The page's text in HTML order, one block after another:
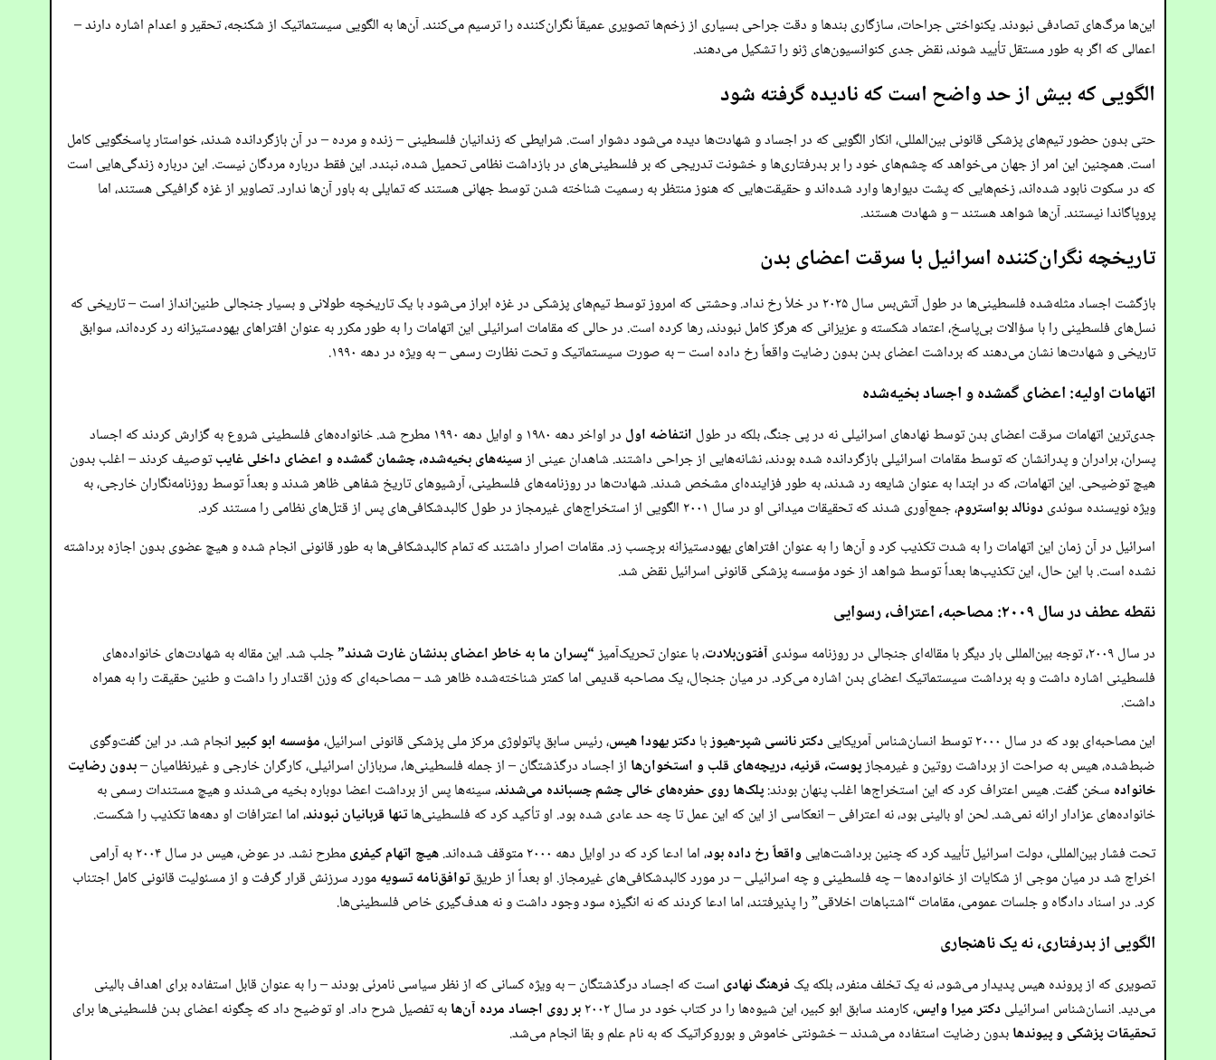
این‌ها مرگ‌های تصادفی نبودند. یکنواختی جراحات، سازگاری بندها و دقت جراحی بسیاری از زخم‌ها تصویری عمیقاً نگران‌کننده را ترسیم می‌کنند. آن‌ها به الگویی سیستماتیک از شکنجه، تحقیر و اعدام اشاره دارند –
اعمالی که اگر به طور مستقل تأیید شوند، نقض جدی کنوانسیون‌های ژنو را تشکیل می‌دهند.
الگویی که بیش از حد واضح است که نادیده گرفته شود
حتی بدون حضور تیم‌های پزشکی قانونی بین‌المللی، انکار الگویی که در اجساد و شهادت‌ها دیده می‌شود دشوار است. شرایطی که زندانیان فلسطینی – زنده و مرده – در آن بازگردانده شدند، خواستار پاسخگویی کامل
است. همچنین این امر از جهان می‌خواهد که چشم‌های خود را بر بدرفتاری‌ها و خشونت تدریجی که بر فلسطینی‌های در بازداشت نظامی تحمیل شده، نبندد. این فقط درباره مردگان نیست. این درباره زندگی‌هایی است
که در سکوت نابود شده‌اند، زخم‌هایی که پشت دیوارها وارد شده‌اند و حقیقت‌هایی که هنوز منتظر به رسمیت شناخته شدن توسط جهانی هستند که تمایلی به باور آن‌ها ندارد. تصاویر از غزه گرافیکی هستند، اما
پروپاگاندا نیستند. آن‌ها شواهد هستند – و شهادت هستند.
تاریخچه نگران‌کننده اسرائیل با سرقت اعضای بدن
بازگشت اجساد مثله‌شده فلسطینی‌ها در طول آتش‌بس سال ۲۰۲۵ در خلأ رخ نداد. وحشتی که امروز توسط تیم‌های پزشکی در غزه ابراز می‌شود با یک تاریخچه طولانی و بسیار جنجالی طنین‌انداز است – تاریخی که
نسل‌های فلسطینی را با سؤالات بی‌پاسخ، اعتماد شکسته و عزیزانی که هرگز کامل نبودند، رها کرده است. در حالی که مقامات اسرائیلی این اتهامات را به طور مکرر به عنوان افتراهای یهودستیزانه رد کرده‌اند، سوابق
تاریخی و شهادت‌ها نشان می‌دهند که برداشت اعضای بدن بدون رضایت واقعاً رخ داده است – به صورت سیستماتیک و تحت نظارت رسمی – به ویژه در دهه ۱۹۹۰.
اتهامات اولیه: اعضای گمشده و اجساد بخیه‌شده
جدی‌ترین اتهامات سرقت اعضای بدن توسط نهادهای اسرائیلی نه در پی جنگ، بلکه در طول انتفاضه اول
در اواخر دهه ۱۹۸۰ و اوایل دهه ۱۹۹۰ مطرح شد. خانواده‌های فلسطینی شروع به گزارش کردند که اجساد
پسران، برادران و پدرانشان که توسط مقامات اسرائیلی بازگردانده شده بودند، نشانه‌هایی از جراحی داشتند. شاهدان عینی ازسینه‌های بخیه‌شده، چشمان گمشده و اعضای داخلی غایبتوصیف کردند – اغلب بدون
هیچ توضیحی. این اتهامات، که در ابتدا به عنوان شایعه رد شدند، به طور فزاینده‌ای مشخص شدند. شهادت‌ها در روزنامه‌های فلسطینی، آرشیوهای تاریخ شفاهی ظاهر شدند و بعداً توسط روزنامه‌نگاران خارجی، به
ویژه نویسنده سوئدیدونالد بواستروم، جمع‌آوری شدند که تحقیقات میدانی او در سال ۲۰۰۱ الگویی از استخراج‌های غیرمجاز در طول کالبدشکافی‌های پس از قتل‌های نظامی را مستند کرد.
اسرائیل در آن زمان این اتهامات را به شدت تکذیب کرد و آن‌ها را به عنوان افتراهای یهودستیزانه برچسب زد. مقامات اصرار داشتند که تمام کالبدشکافی‌ها به طور قانونی انجام شده و هیچ عضوی بدون اجازه برداشته
نشده است. با این حال، این تکذیب‌ها بعداً توسط شواهد از خود مؤسسه پزشکی قانونی اسرائیل نقض شد.
نقطه عطف در سال ۲۰۰۹: مصاحبه، اعتراف، رسوایی
در سال ۲۰۰۹، توجه بین‌المللی بار دیگر با مقاله‌ای جنجالی در روزنامه سوئدی آفتون‌بلادت، با عنوان تحریک‌آمیز“پسران ما به خاطر اعضای بدنشان غارت شدند”جلب شد. این مقاله به شهادت‌های خانواده‌های
فلسطینی اشاره داشت و به برداشت سیستماتیک اعضای بدن اشاره می‌کرد. در میان جنجال، یک مصاحبه قدیمی اما کمتر شناخته‌شده ظاهر شد – مصاحبه‌ای که وزن اقتدار را داشت و طنین حقیقت را به همراه
داشت.
این مصاحبه‌ای بود که در سال ۲۰۰۰ توسط انسان‌شناس آمریکایی
دکتر نانسی شپر-هیوزبادکتر یهودا هیس، رئیس سابق پاتولوژی مرکز ملی پزشکی قانونی اسرائیل،مؤسسه ابو کبیرانجام شد. در این گفت‌وگوی
ضبط‌شده، هیس به صراحت از برداشت روتین و غیرمجازپوست، قرنیه، دریچه‌های قلب و استخوان‌ها از اجساد درگذشتگان – از جمله فلسطینی‌ها، سربازان اسرائیلی، کارگران خارجی و غیرنظامیان –بدون رضایت
خانواده سخن گفت. هیس اعتراف کرد که این استخراج‌ها اغلب پنهان بودند:پلک‌ها روی حفره‌های خالی چشم چسبانده می‌شدند، سینه‌ها پس از برداشت اعضا دوباره بخیه می‌شدند و هیچ مستندات رسمی به
خانواده‌های عزادار ارائه نمی‌شد. لحن او بالینی بود، نه اعترافی – انعکاسی از این که این عمل تا چه حد عادی شده بود. او تأکید کرد که فلسطینی‌هاتنها قربانیان نبودند، اما اعترافات او دهه‌ها تکذیب را شکست.
تحت فشار بین‌المللی، دولت اسرائیل تأیید کرد که چنین برداشت‌هایی واقعاً رخ داده بود، اما ادعا کرد که در اوایل دهه ۲۰۰۰ متوقف شده‌اند. هیچ اتهام کیفری
مطرح نشد. در عوض، هیس در سال ۲۰۰۴ به آرامی
اخراج شد در میان موجی از شکایات از خانواده‌ها – چه فلسطینی و چه اسرائیلی – در مورد کالبدشکافی‌های غیرمجاز. او بعداً از طریقتوافق‌نامه تسویهمورد سرزنش قرار گرفت و از مسئولیت قانونی کامل اجتناب
کرد. در اسناد دادگاه و جلسات عمومی، مقامات “اشتباهات اخلاقی” را پذیرفتند، اما ادعا کردند که نه انگیزه سود وجود داشت و نه هدف‌گیری خاص فلسطینی‌ها.
الگویی از بدرفتاری، نه یک ناهنجاری
تصویری که از پرونده هیس پدیدار می‌شود، نه یک تخلف منفرد، بلکه یک فرهنگ نهادی است که اجساد درگذشتگان – به ویژه کسانی که از نظر سیاسی نامرئی بودند – را به عنوان قابل استفاده برای اهداف بالینی
می‌دید. انسان‌شناس اسرائیلیدکتر میرا وایس، کارمند سابق ابو کبیر، این شیوه‌ها را در کتاب خود در سال ۲۰۰۲ بر روی اجساد مرده آن‌هابه تفصیل شرح داد. او توضیح داد که چگونه اعضای بدن فلسطینی‌ها برای
تحقیقات پزشکی و پیوندهابدون رضایت استفاده می‌شدند – خشونتی خاموش و بوروکراتیک که به نام علم و بقا انجام می‌شد.